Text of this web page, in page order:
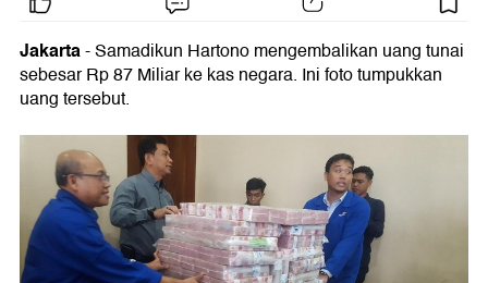
Jakarta- Samadikun Hartono mengembalikan uang tunai
sebesar Rp 87 Miliar ke kas negara. Ini foto tumpukkan
uang tersebut.